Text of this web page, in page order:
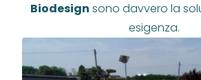
Biodesign sono davvero la
esigenza.